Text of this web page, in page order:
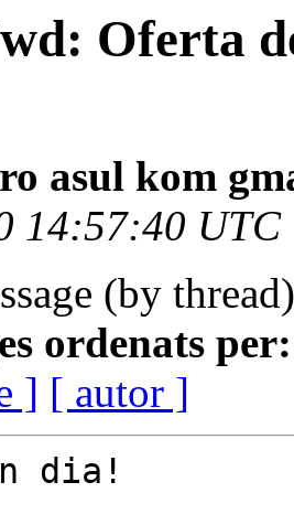
Oferta
asul kom
14:57:40 UTC
(by
ordenats per:
] [ autor ]
dia!